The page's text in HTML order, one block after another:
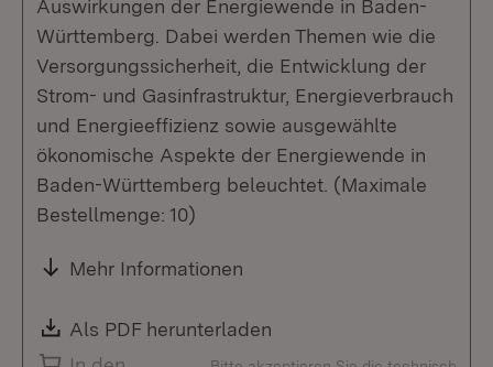
Auswirkungen der Energiewende in Baden-
Württemberg. Dabei werden Themen wie die
Versorgungssicherheit, die Entwicklung der
Strom- und Gasinfrastruktur, Energieverbrauch
und Energieeffizienz sowie ausgewählte
ökonomische Aspekte der Energiewende in
Baden-Württemberg beleuchtet. (Maximale
Bestellmenge: 10)
Mehr Informationen
Download:
Als PDF herunterladen